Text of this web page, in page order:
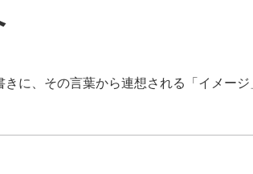
に、その言葉から連想される「イメー